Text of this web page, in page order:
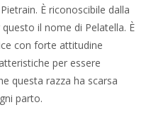
È riconoscibile dalla
questo il nome di Pelatella. È
con forte attitudine
per essere
questa razza ha scarsa
parto.